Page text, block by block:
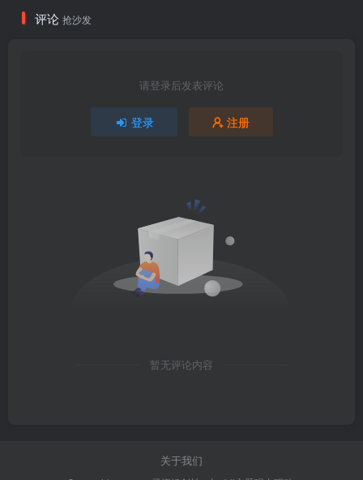
评论 抢沙发
请登录后发表评论
登录 注册
暂无评论内容
关于我们